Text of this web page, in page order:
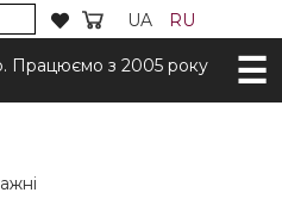
UA RU
Працюємо з 2005 року